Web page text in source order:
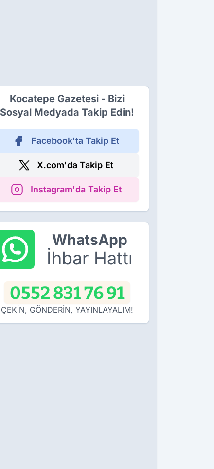
Kocatepe Gazetesi - Bizi
Sosyal Medyada Takip Edin!
Facebook'ta Takip Et
X.com'da Takip Et
Instagram'da Takip Et
WhatsApp
İhbar Hattı
0552 831 76 91
ÇEKİN, GÖNDERİN, YAYINLAYALIM!